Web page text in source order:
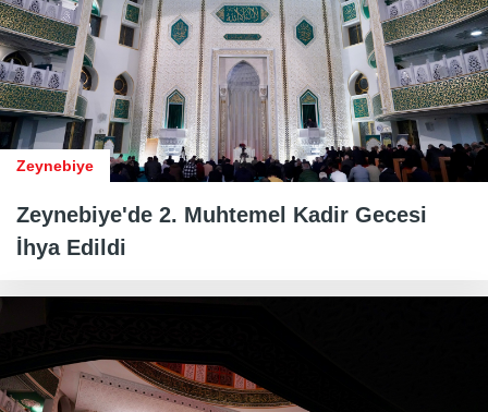
Zeynebiye
Zeynebiye'de 2. Muhtemel Kadir Gecesi
İhya Edildi